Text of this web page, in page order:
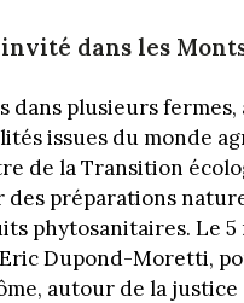
dans les
dans plusieurs
issues du monde
de la Transition
préparations
phytosanitaires. Le
Dupond-Moretti,
autour de la